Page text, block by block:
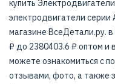
купить
электродвигатели
магазине ВсеДетали.ру.
₽ до 2380403.6 ₽ оптом и
можете ознакомиться с
отзывами, фото, а также